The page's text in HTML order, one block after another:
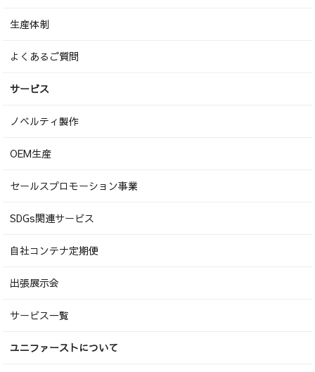
生産体制
よくあるご質問
サービス
ノベルティ製作
OEM生産
セールスプロモーション事業
SDGs関連サービス
自社コンテナ定期便
出張展示会
サービス一覧
ユニファーストについて